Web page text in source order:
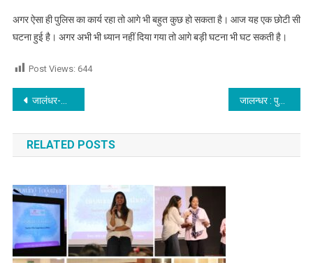
अगर ऐसा ही पुलिस का कार्य रहा तो आगे भी बहुत कुछ हो सकता है। आज यह एक छोटी सी
घटना हुई है। अगर अभी भी ध्यान नहीं दिया गया तो आगे बड़ी घटना भी घट सकती है।
Post Views: 644
Post navigation
जालंधर-अमृतसर हाईवे पर तेज रफ्तार AUDI कार चालक ने ई-रिक्शा सवार को रौंदा, पढ़े
RELATED POSTS